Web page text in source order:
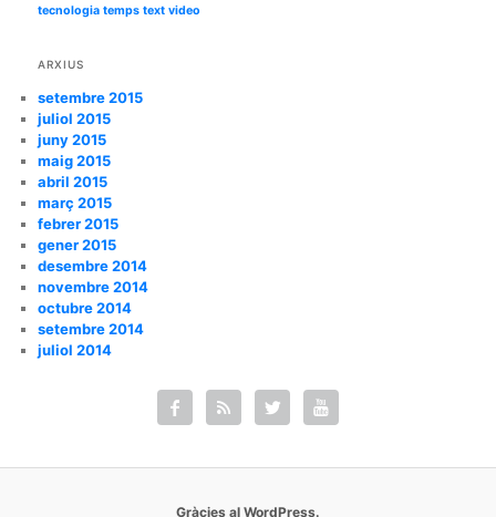
tecnologia temps text video
ARXIUS
setembre 2015
juliol 2015
juny 2015
maig 2015
abril 2015
març 2015
febrer 2015
gener 2015
desembre 2014
novembre 2014
octubre 2014
setembre 2014
juliol 2014
   
Gràcies al WordPress.